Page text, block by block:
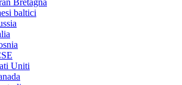
Bretagna
baltici
Uniti